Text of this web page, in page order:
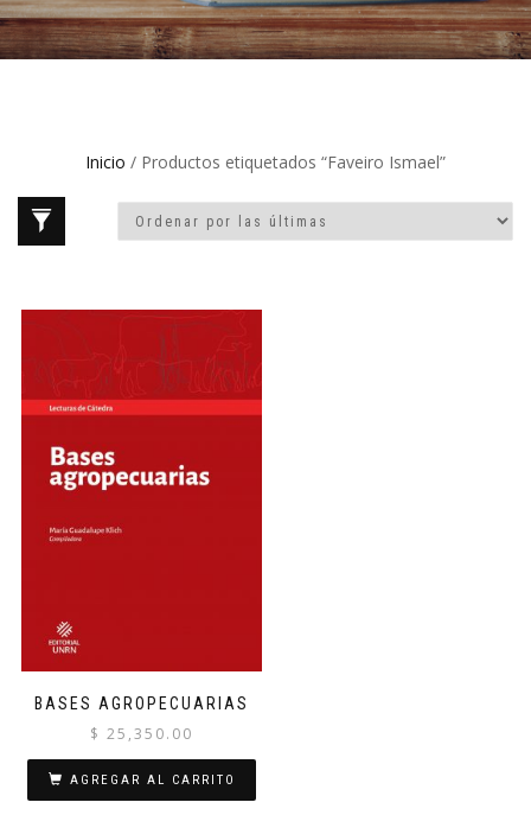
Inicio / Productos etiquetados “Faveiro Ismael”
BASES AGROPECUARIAS
$ 25,350.00
AGREGAR AL CARRITO